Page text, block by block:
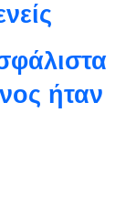
ήταν